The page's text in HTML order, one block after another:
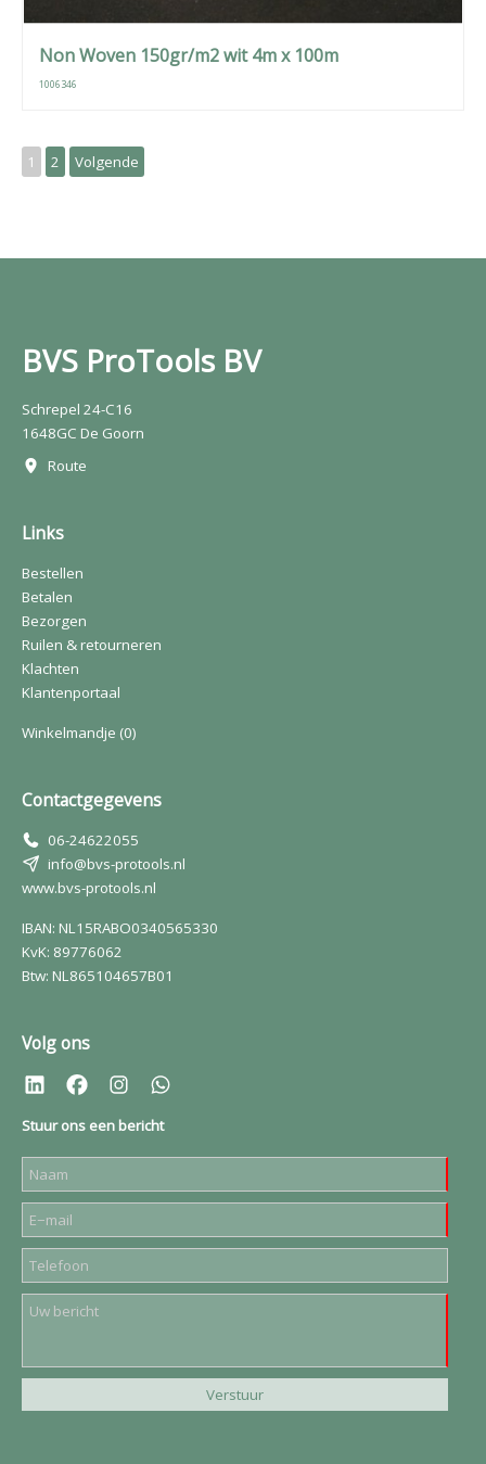
Non Woven 150gr/m2 wit 4m x 100m
1006346
1 2 Volgende
BVS ProTools BV
Schrepel 24-C16
1648GC De Goorn
Route
Links
Bestellen
Betalen
Bezorgen
Ruilen & retourneren
Klachten
Klantenportaal
Winkelmandje (0)
Contactgegevens
06-24622055
info@bvs-protools.nl
www.bvs-protools.nl
IBAN: NL15RABO0340565330
KvK: 89776062
Btw: NL865104657B01
Volg ons
Stuur ons een bericht